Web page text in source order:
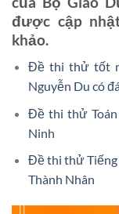
được cập
khảo.
Đề thi thử tốt
Nguyễn Du có
Đề thi thử
Ninh
Đề thi thử Tiếng
Thành Nhân